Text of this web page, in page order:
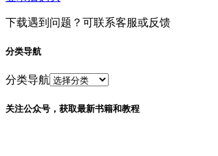
下载遇到问题？可联系客服或反馈
分类导航
分类导航
关注公众号，获取最新书籍和教程